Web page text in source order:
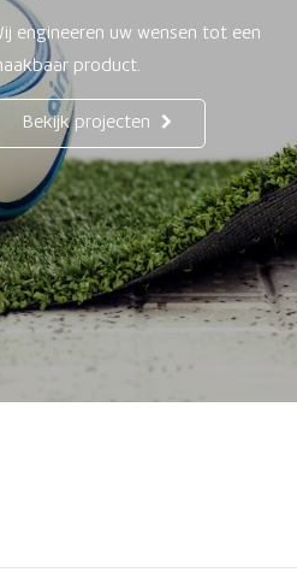
engineeren uw wensen tot een
product.
Bekijk projecten